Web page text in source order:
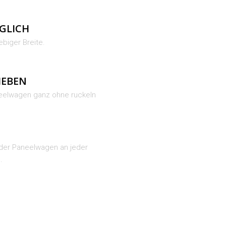
Breite.
ganz ohne ruckeln
Paneelwagen an jeder